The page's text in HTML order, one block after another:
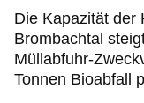
Die Kapazität der
Brombachtal
Tonnen Bioabfall